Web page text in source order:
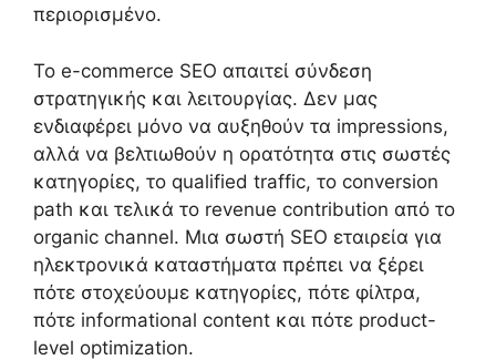
περιορισμένο.
Το e-commerce SEO απαιτεί σύνδεση
στρατηγικής και λειτουργίας. Δεν μας
ενδιαφέρει μόνο να αυξηθούν τα impressions,
αλλά να βελτιωθούν η ορατότητα στις σωστές
κατηγορίες, το qualified traffic, το conversion
path και τελικά το revenue contribution από το
organic channel. Μια σωστή SEO εταιρεία για
ηλεκτρονικά καταστήματα πρέπει να ξέρει
πότε στοχεύουμε κατηγορίες, πότε φίλτρα,
πότε informational content και πότε product-
level optimization.